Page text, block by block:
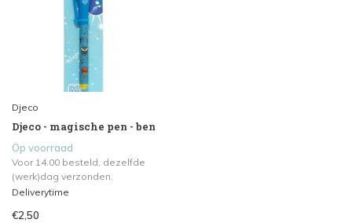
Djeco
Djeco - magische pen - ben
Op voorraad
Voor 14.00 besteld, dezelfde
(werk)dag verzonden.
Deliverytime
€2,50